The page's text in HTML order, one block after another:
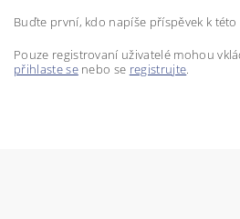
Buďte první, kdo napíše příspěvek k této
Pouze registrovaní uživatelé mohou
přihlaste senebo se registrujte.